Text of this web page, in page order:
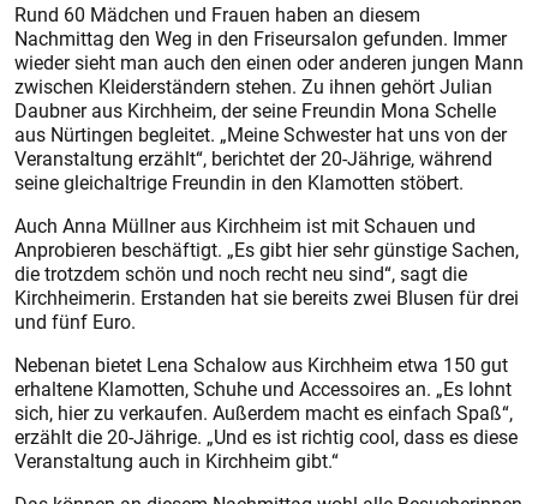
Rund 60 Mädchen und Frauen haben an diesem
Nachmittag den Weg in den Friseursalon gefunden. Immer
wieder sieht man auch den einen oder anderen jungen Mann
zwischen Kleiderständern stehen. Zu ihnen gehört Julian
Daubner aus Kirchheim, der seine Freundin Mona Schelle
aus Nürtingen begleitet. „Meine Schwester hat uns von der
Veranstaltung erzählt“, berichtet der 20-Jährige, während
seine gleichaltrige Freundin in den Klamotten stöbert.
Auch Anna Müllner aus Kirchheim ist mit Schauen und
Anprobieren beschäftigt. „Es gibt hier sehr günstige Sachen,
die trotzdem schön und noch recht neu sind“, sagt die
Kirchheimerin. Erstanden hat sie bereits zwei Blusen für drei
und fünf Euro.
Nebenan bietet Lena Schalow aus Kirchheim etwa 150 gut
erhaltene Klamotten, Schuhe und Accessoires an. „Es lohnt
sich, hier zu verkaufen. Außerdem macht es einfach Spaß“,
erzählt die 20-Jährige. „Und es ist richtig cool, dass es diese
Veranstaltung auch in Kirchheim gibt.“